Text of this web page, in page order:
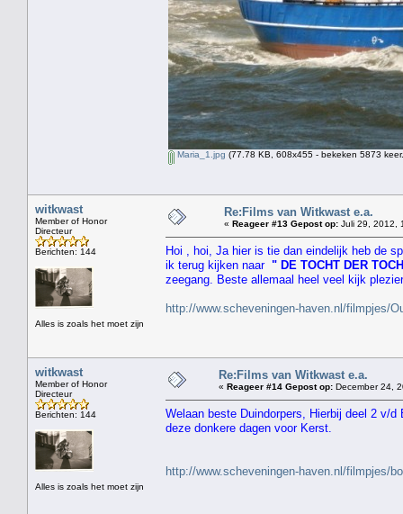
Maria_1.jpg (77.78 KB, 608x455 - bekeken 5873
witkwast
Member of Honor
Directeur
Berichten: 144
Alles is zoals het moet zijn
Re:Films van Witkwast e.a.
« Reageer #13 Gepost op: Juli 29, 2012,
Hoi , hoi, Ja hier is tie dan eindelijk heb de
ik terug kijken naar " DE TOCHT DER
zeegang. Beste allemaal heel veel kijk
http://www.scheveningen-haven.nl/filmpjes/
witkwast
Member of Honor
Directeur
Berichten: 144
Alles is zoals het moet zijn
Re:Films van Witkwast e.a.
« Reageer #14 Gepost op: December 24,
Welaan beste Duindorpers, Hierbij deel 2 v/
deze donkere dagen voor Kerst.
http://www.scheveningen-haven.nl/filmpjes/